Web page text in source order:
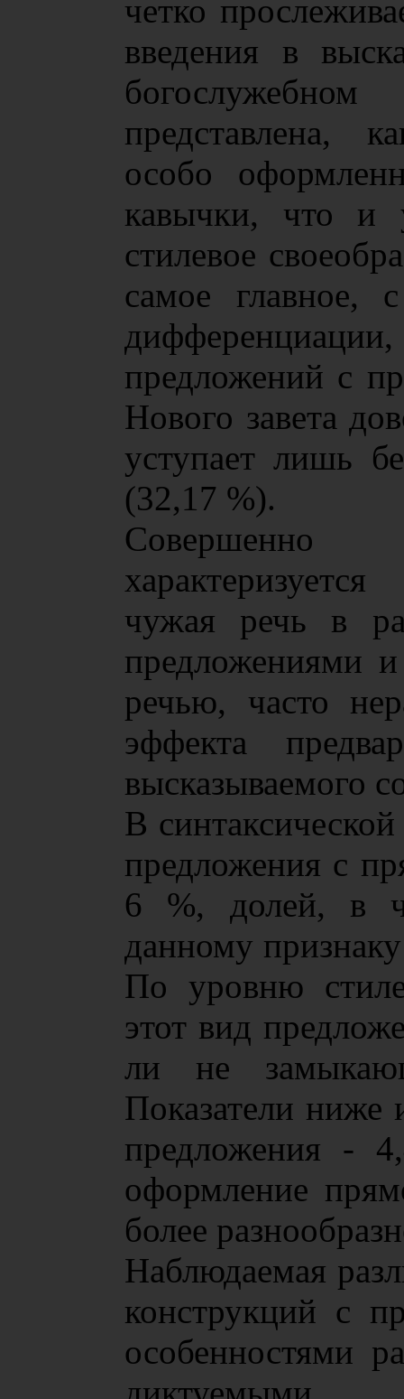
четко
введения в
представлена,
особо
кавычки, что и
стилевое
самое главное,
предложений с
Нового завета
уступает лишь
(32,17 %).
Совершенно
чужая речь в
предложениями
речью, часто
эффекта
высказываемого
В
предложения с
6 %, долей, в
данному
По уровню
этот вид
ли не
Показатели ниже
предложения -
оформление
более
Наблюдаемая
конструкций с
особенностями